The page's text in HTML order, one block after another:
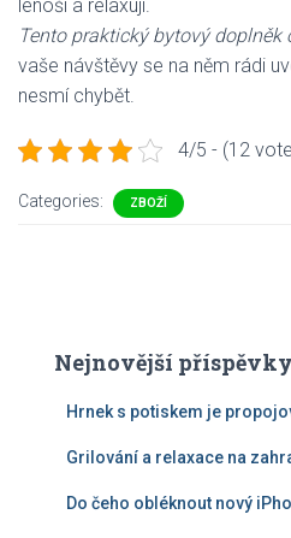
lenoší a relaxují.
Tento praktický bytový
vaše návštěvy se na něm rádi
nesmí chybět.
4/5 - (12
Categories: ZBOŽÍ
Nejnovější příspěvky
Hrnek s potiskem je
Grilování a relaxace na
Do čeho obléknout nový